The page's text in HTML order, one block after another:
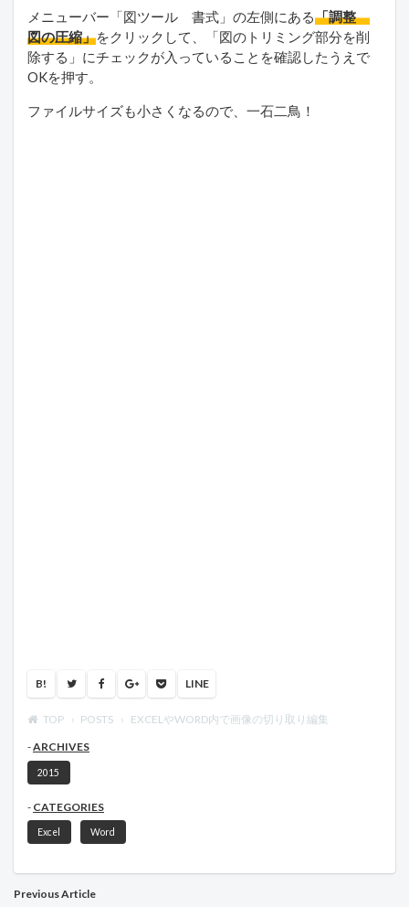
メニューバー「図ツール 書式」の左側にある「調整
図の圧縮」をクリックして、「図のトリミング部分を削
除する」にチェックが入っていることを確認したうえで
OKを押す。
ファイルサイズも小さくなるので、一石二鳥！
B! LINE
TOP POSTS
EXCELやWORD内で画像の切り取り編集
ARCHIVES
2015
CATEGORIES
Excel Word
Previous Article